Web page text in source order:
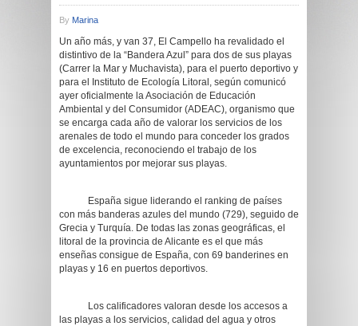
By Marina
Un año más, y van 37, El Campello ha revalidado el
distintivo de la “Bandera Azul” para dos de sus playas
(Carrer la Mar y Muchavista), para el puerto deportivo y
para el Instituto de Ecología Litoral, según comunicó
ayer oficialmente la Asociación de Educación
Ambiental y del Consumidor (ADEAC), organismo que
se encarga cada año de valorar los servicios de los
arenales de todo el mundo para conceder los grados
de excelencia, reconociendo el trabajo de los
ayuntamientos por mejorar sus playas.
España sigue liderando el ranking de países
con más banderas azules del mundo (729), seguido de
Grecia y Turquía. De todas las zonas geográficas, el
litoral de la provincia de Alicante es el que más
enseñas consigue de España, con 69 banderines en
playas y 16 en puertos deportivos.
Los calificadores valoran desde los accesos a
las playas a los servicios, calidad del agua y otros